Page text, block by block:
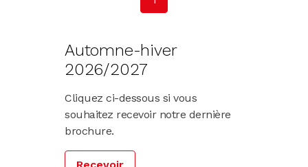
Automne-hiver
2026/2027
Cliquez ci-dessous si vous
souhaitez recevoir notre dernière
brochure.